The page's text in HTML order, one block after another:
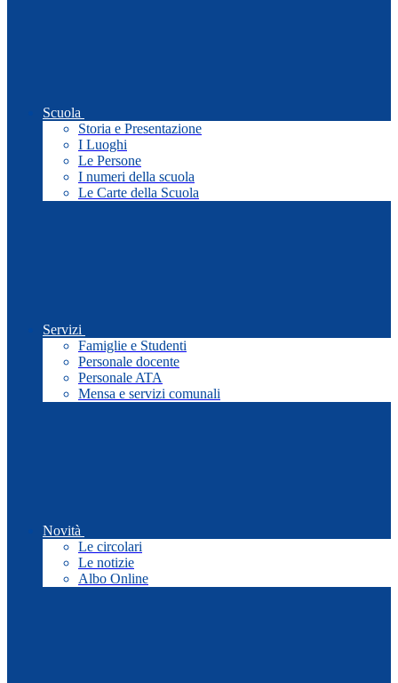
Scuola
Storia e Presentazione
I Luoghi
Le Persone
I numeri della scuola
Le Carte della Scuola
Servizi
Famiglie e Studenti
Personale docente
Personale ATA
Mensa e servizi comunali
Novità
Le circolari
Le notizie
Albo Online